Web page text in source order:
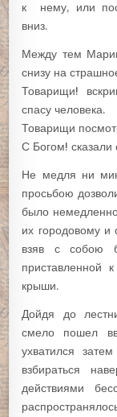
к нему, или
вниз.
Между тем
снизу на
Товарищи!
спасу человека.
Товарищи
С Богом!
Не медля ни
просьбою
было
их городовому и
взяв с собою
приставленной
крыши.
Дойдя до
смело пошел
ухватился
взбираться
действиями